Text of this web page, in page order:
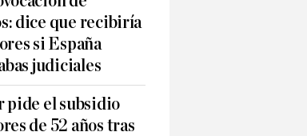
dice que recibiría
si España
judiciales
pide el subsidio
de 52 años tras